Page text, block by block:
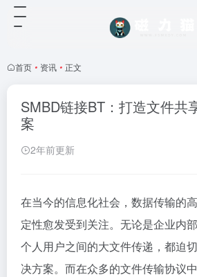
首页 • 资讯 • 正文
SMBD链接BT：打造文件共
案
2年前更新
在当今的信息化社会，数据传输的
定性愈发受到关注。无论是企业内
个人用户之间的大文件传递，都迫
决方案。而在众多的文件传输协议中